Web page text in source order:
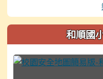
和順國